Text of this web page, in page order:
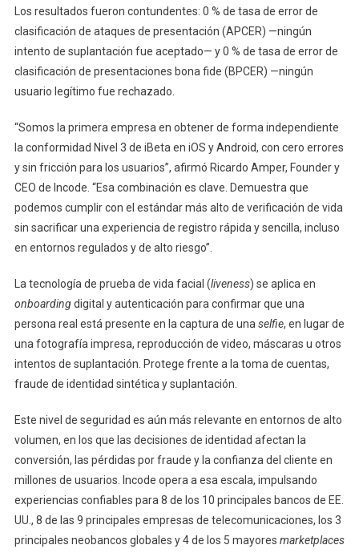
Los resultados fueron contundentes: 0 % de tasa de error de
clasificación de ataques de presentación (APCER) —ningún
intento de suplantación fue aceptado— y 0 % de tasa de error de
clasificación de presentaciones bona fide (BPCER) —ningún
usuario legítimo fue rechazado.
“Somos la primera empresa en obtener de forma independiente
la conformidad Nivel 3 de iBeta en iOS y Android, con cero errores
y sin fricción para los usuarios”, afirmó Ricardo Amper, Founder y
CEO de Incode. “Esa combinación es clave. Demuestra que
podemos cumplir con el estándar más alto de verificación de vida
sin sacrificar una experiencia de registro rápida y sencilla, incluso
en entornos regulados y de alto riesgo”.
La tecnología de prueba de vida facial (liveness) se aplica en
onboardingdigital y autenticación para confirmar que una
persona real está presente en la captura de una selfie, en lugar de
una fotografía impresa, reproducción de video, máscaras u otros
intentos de suplantación. Protege frente a la toma de cuentas,
fraude de identidad sintética y suplantación.
Este nivel de seguridad es aún más relevante en entornos de alto
volumen, en los que las decisiones de identidad afectan la
conversión, las pérdidas por fraude y la confianza del cliente en
millones de usuarios. Incode opera a esa escala, impulsando
experiencias confiables para 8 de los 10 principales bancos de EE.
UU., 8 de las 9 principales empresas de telecomunicaciones, los 3
principales neobancos globales y 4 de los 5 mayores marketplaces